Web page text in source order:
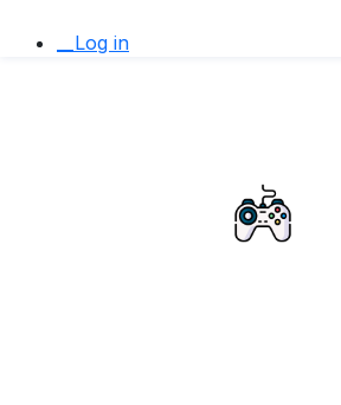
__Log in